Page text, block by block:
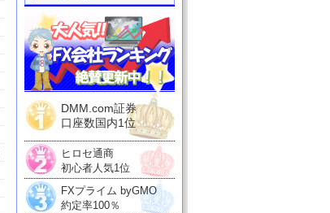
DMM.com証券
口座数国内1位
ヒロセ通商
初心者人気1位
FXプライム byGMO
約定率100％